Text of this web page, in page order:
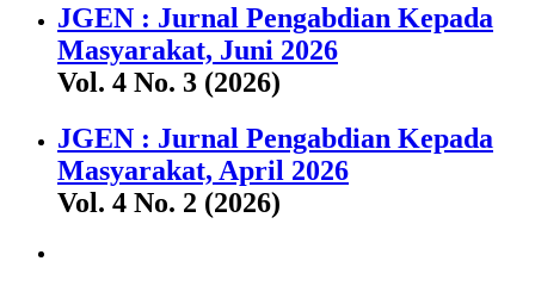
JGEN : Jurnal Pengabdian Kepada
Masyarakat, Juni 2026
Vol. 4 No. 3 (2026)
JGEN : Jurnal Pengabdian Kepada
Masyarakat, April 2026
Vol. 4 No. 2 (2026)